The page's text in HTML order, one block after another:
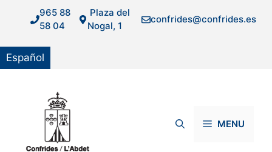
965 88
58 04
Plaza del
Nogal, 1
confrides@confrides.es
Español
MENU